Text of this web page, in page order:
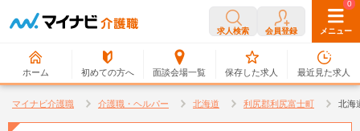
求人検索 会員登録 メニュー
ホーム 初めての方へ 面談会場一覧
0
保存した求人
0
最近見た求人
マイナビ介護職 介護職・ヘルパー 北海道 利尻郡利尻富士町 北海